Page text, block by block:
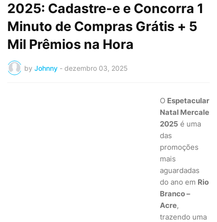
2025: Cadastre-e e Concorra 1
Minuto de Compras Grátis + 5
Mil Prêmios na Hora
by Johnny - dezembro 03, 2025
O Espetacular
Natal Mercale
2025 é uma
das
promoções
mais
aguardadas
do ano em Rio
Branco –
Acre,
trazendo uma